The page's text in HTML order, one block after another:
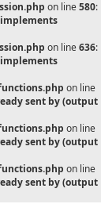
on line580:
on line636:
on line
sent by (output
on line
sent by (output
on line
sent by (output